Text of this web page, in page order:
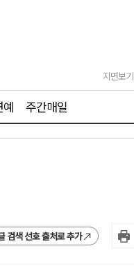
지면보기
예 주간매일
검색 선호 출처로 추가